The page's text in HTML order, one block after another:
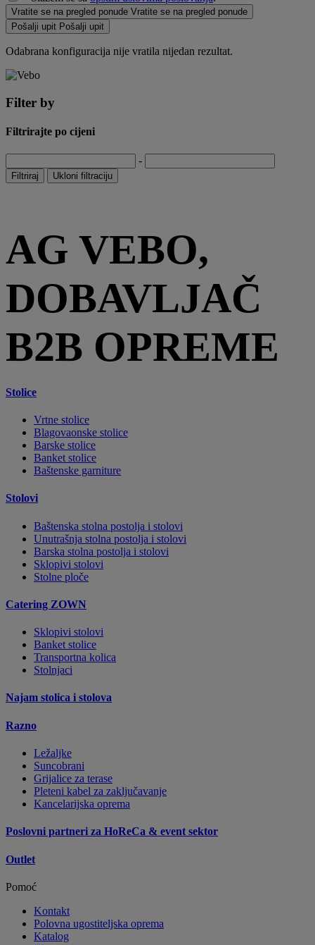
Vratite se na pregled ponude Vratite se na pregled ponude
Pošalji upit Pošalji upit
Odabrana konfiguracija nije vratila nijedan rezultat.
Filter by
Filtrirajte po cijeni
-
Filtriraj Ukloni filtraciju
AG VEBO,
DOBAVLJAČ
B2B OPREME
Stolice
Vrtne stolice
Blagovaonske stolice
Barske stolice
Banket stolice
Baštenske garniture
Stolovi
Baštenska stolna postolja i stolovi
Unutrašnja stolna postolja i stolovi
Barska stolna postolja i stolovi
Sklopivi stolovi
Stolne ploče
Catering ZOWN
Sklopivi stolovi
Banket stolice
Transportna kolica
Stolnjaci
Najam stolica i stolova
Razno
Ležaljke
Suncobrani
Grijalice za terase
Pleteni kabel za zaključavanje
Kancelarijska oprema
Poslovni partneri za HoReCa & event sektor
Outlet
Pomoć
Kontakt
Polovna ugostiteljska oprema
Katalog